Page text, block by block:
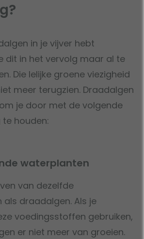
in je vijver hebt
dit in het vervolg maar al te
Die lelijke groene viezigheid
meer terugzien. Draadalgen
je door met de volgende
houden:
waterplanten
van dezelfde
draadalgen. Als je
voedingsstoffen gebruiken,
er niet meer van groeien.